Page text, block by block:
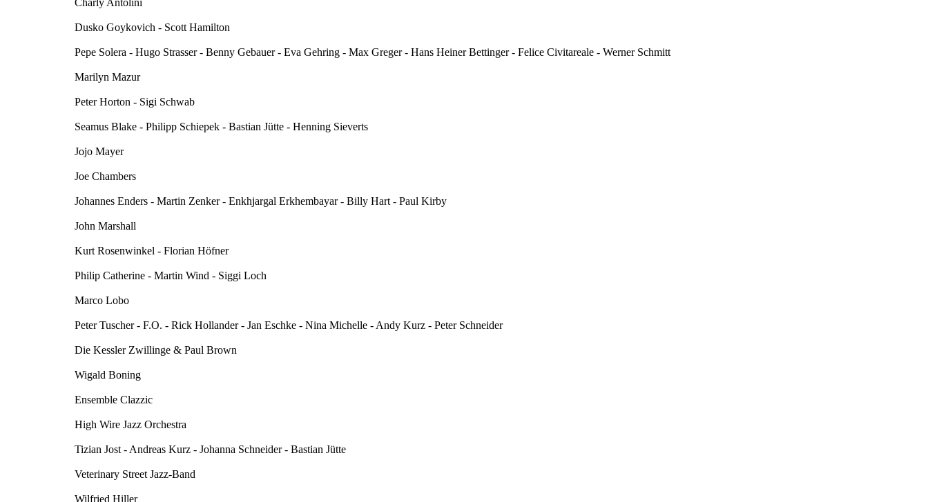
Charly Antolini
Dusko Goykovich - Scott Hamilton
Pepe Solera - Hugo Strasser - Benny Gebauer - Eva Gehring - Max Greger - Hans Heiner Bettinger - Felice Civitareale - Werner Schmitt
Marilyn Mazur
Peter Horton - Sigi Schwab
Seamus Blake - Philipp Schiepek - Bastian Jütte - Henning Sieverts
Jojo Mayer
Joe Chambers
Johannes Enders - Martin Zenker - Enkhjargal Erkhembayar - Billy Hart - Paul Kirby
John Marshall
Kurt Rosenwinkel - Florian Höfner
Philip Catherine - Martin Wind - Siggi Loch
Marco Lobo
Peter Tuscher - F.O. - Rick Hollander - Jan Eschke - Nina Michelle - Andy Kurz - Peter Schneider
Die Kessler Zwillinge & Paul Brown
Wigald Boning
Ensemble Clazzic
High Wire Jazz Orchestra
Tizian Jost - Andreas Kurz - Johanna Schneider - Bastian Jütte
Veterinary Street Jazz-Band
Wilfried Hiller